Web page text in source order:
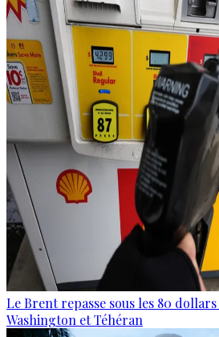
Le Brent repasse sous les 80
Washington et Téhéran